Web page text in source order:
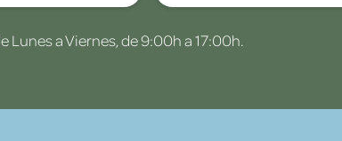
a Viernes, de 9:00h a 17:00h.